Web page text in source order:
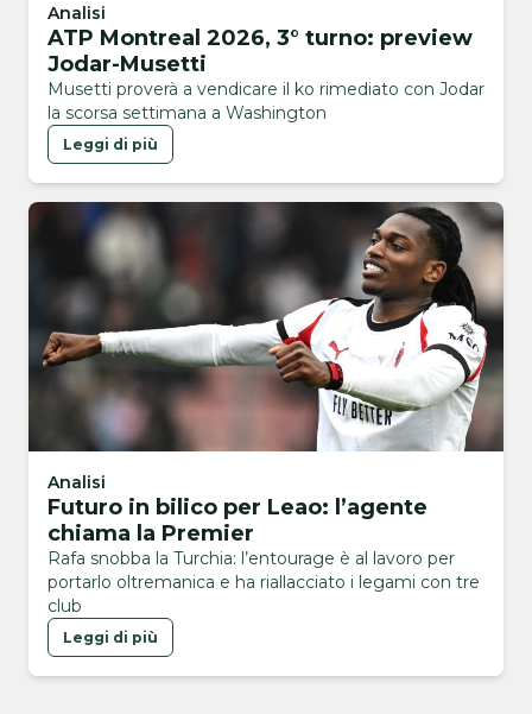
Analisi
ATP Montreal 2026, 3° turno: preview
Jodar-Musetti
Musetti proverà a vendicare il ko rimediato con Jodar
la scorsa settimana a Washington
Leggi di più
Analisi
Futuro in bilico per Leao: l’agente
chiama la Premier
Rafa snobba la Turchia: l’entourage è al lavoro per
portarlo oltremanica e ha riallacciato i legami con tre
club
Leggi di più